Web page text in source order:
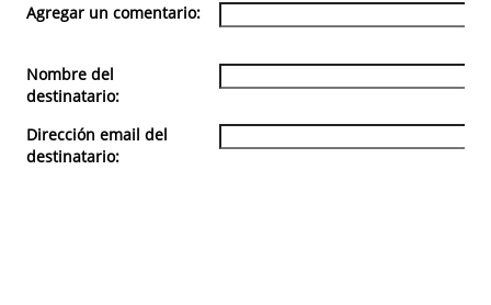
Agregar un comentario:
Nombre del
destinatario:
Dirección email del
destinatario: